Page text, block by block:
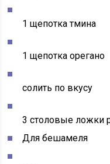
1 щепотка тмина
1 щепотка орегано
солить по вкусу
3 столовые ложки
Для бешамеля